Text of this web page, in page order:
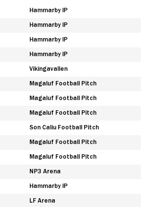
Hammarby IP
Hammarby IP
Hammarby IP
Hammarby IP
Vikingavallen
Magaluf Football Pitch
Magaluf Football Pitch
Magaluf Football Pitch
Son Caliu Football Pitch
Magaluf Football Pitch
Magaluf Football Pitch
NP3 Arena
Hammarby IP
LF Arena